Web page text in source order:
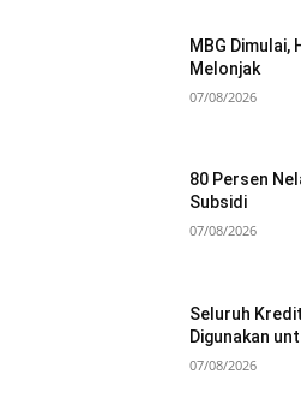
MBG Dimulai,
Melonjak
07/08/2026
80 Persen
Subsidi
07/08/2026
Seluruh
Digunakan
07/08/2026